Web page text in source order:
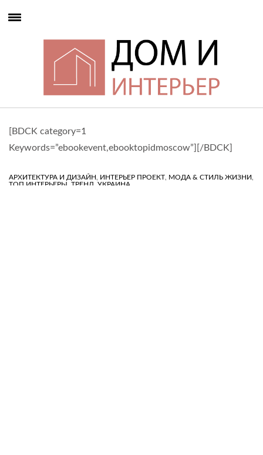
[BDCK category=1
Keywords=”ebookevent,ebooktopidmoscow”][/BDCK]
АРХИТЕКТУРА И ДИЗАЙН, ИНТЕРЬЕР ПРОЕКТ, МОДА & СТИЛЬ ЖИЗНИ,
ТОП ИНТЕРЬЕРЫ ТРЕНД УКРАИНА